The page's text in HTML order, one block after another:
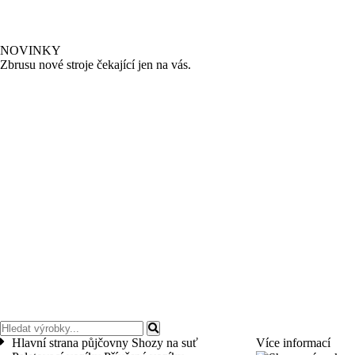
NOVINKY
Zbrusu nové stroje čekající jen na vás.
Hlavní strana půjčovny Shozy na suť
Více informací